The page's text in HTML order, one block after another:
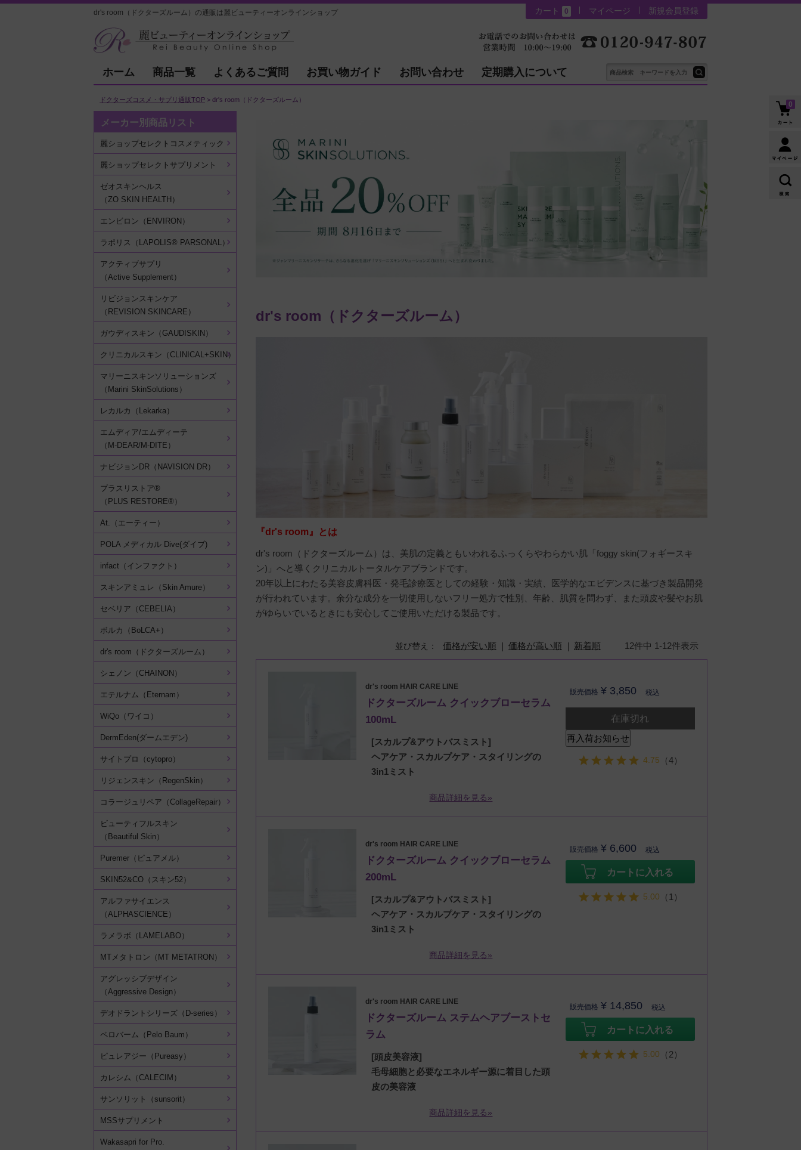
dr's room（ドクターズルーム）の通販は麗ビューティーオンラインショップ カート 0 マイページ 新規会員登録
ホーム 商品一覧 よくあるご質問 お買い物ガイド お問い合わせ 定期購入について
ドクターズコスメ・サプリ通販TOP dr's room（ドクターズルーム）
dr's room（ドクターズルーム）
『dr's room』とは
dr's room（ドクターズルーム）は、美肌の定義ともいわれるふっくらやわらかい肌「foggy skin(フォギースキ
ン)」へと導くクリニカルトータルケアブランドです。
20年以上にわたる美容皮膚科医・発毛診療医としての経験・知識・実績、医学的なエビデンスに基づき製品開発
が行われています。余分な成分を一切使用しないフリー処方で性別、年齢、肌質を問わず、また頭皮や髪やお肌
がゆらいでいるときにも安心してご使用いただける製品です。
並び替え 価格が安い順 価格が高い順 新着順 12件中 1 -12件表示
dr's room HAIR CARE LINE
ドクターズルーム クイックブローセラム
100mL
[スカルプ&アウトバスミスト]
ヘアケア・スカルプケア・スタイリングの
3in1ミスト
商品詳細を見る»
販売価格 ¥ 3,850 税込
在庫切れ
再入荷お知らせ
4.75 （4）
dr's room HAIR CARE LINE
ドクターズルーム クイックブローセラム
200mL
[スカルプ&アウトバスミスト]
ヘアケア・スカルプケア・スタイリングの
3in1ミスト
商品詳細を見る»
販売価格 ¥ 6,600 税込
カートに入れる
5.00 （1）
dr's room HAIR CARE LINE
ドクターズルーム ステムヘアブーストセ
ラム
[頭皮美容液]
毛母細胞と必要なエネルギー源に着目した頭
皮の美容液
商品詳細を見る»
販売価格 ¥ 14,850 税込
カートに入れる
5.00 （2）
0
メーカー別商品リスト
麗ショップセレクトコスメティック
麗ショップセレクトサプリメント
ゼオスキンヘルス
（ZO SKIN HEALTH）
エンビロン（ENVIRON）
ラポリス（LAPOLIS® PARSONAL）
アクティブサプリ
（Active Supplement）
リビジョンスキンケア
（REVISION SKINCARE）
ガウディスキン（GAUDISKIN）
クリニカルスキン（CLINICAL+SKIN）
マリーニスキンソリューションズ
（Marini SkinSolutions）
レカルカ（Lekarka）
エムディア/エムディーテ
（M-DEAR/M-DITE）
ナビジョンDR（NAVISION DR）
プラスリストア®
（PLUS RESTORE®）
At.（エーティー）
POLA メディカル Dive(ダイブ)
infact（インファクト）
スキンアミュレ（Skin Amure）
セベリア（CEBELIA）
ボルカ（BoLCA+）
dr's room（ドクターズルーム）
シェノン（CHAINON）
エテルナム（Eternam）
WiQo（ワイコ）
DermEden(ダームエデン)
サイトプロ（cytopro）
リジェンスキン（RegenSkin）
コラージュリペア（CollageRepair）
ビューティフルスキン
（Beautiful Skin）
Puremer（ピュアメル）
SKIN52&CO（スキン52）
アルファサイエンス
（ALPHASCIENCE）
ラメラボ（LAMELABO）
MTメタトロン（MT METATRON）
アグレッシブデザイン
（Aggressive Design）
デオドラントシリーズ（D-series）
ペロバーム（Pelo Baum）
ピュレアジー（Pureasy）
カレシム（CALECIM）
サンソリット（sunsorit）
MSSサプリメント
Wakasapri for Pro.